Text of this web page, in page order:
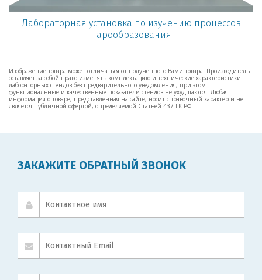
Лабораторная установка по изучению процессов
парообразования
Изображение товара может отличаться от полученного Вами товара. Производитель
оставляет за собой право изменять комплектацию и технические характеристики
лабораторных стендов без предварительного уведомления, при этом
функциональные и качественные показатели стендов не ухудшаются. Любая
информация о товаре, представленная на сайте, носит справочный характер и не
является публичной офертой, определяемой Статьей 437 ГК РФ.
ЗАКАЖИТЕ ОБРАТНЫЙ ЗВОНОК